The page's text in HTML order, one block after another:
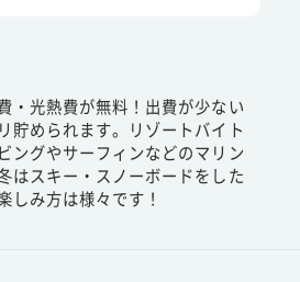
・光熱費が無料！出費が少ない
貯められます。リゾートバイト
ングやサーフィンなどのマリン
はスキー・スノーボードをした
しみ方は様々です！